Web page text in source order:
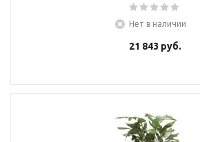
Нет в наличии
21 843 руб.